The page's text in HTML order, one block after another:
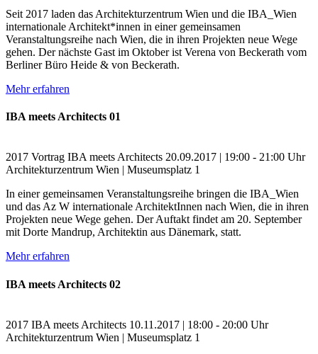
Seit 2017 laden das Architekturzentrum Wien und die IBA_Wien
internationale Architekt*innen in einer gemeinsamen
Veranstaltungsreihe nach Wien, die in ihren Projekten neue Wege
gehen. Der nächste Gast im Oktober ist Verena von Beckerath vom
Berliner Büro Heide & von Beckerath.
Mehr erfahren
IBA meets Architects 01
2017 Vortrag IBA meets Architects 20.09.2017 | 19:00 - 21:00 Uhr
Architekturzentrum Wien | Museumsplatz 1
In einer gemeinsamen Veranstaltungsreihe bringen die IBA_Wien
und das Az W internationale ArchitektInnen nach Wien, die in ihren
Projekten neue Wege gehen. Der Auftakt findet am 20. September
mit Dorte Mandrup, Architektin aus Dänemark, statt.
Mehr erfahren
IBA meets Architects 02
2017 IBA meets Architects 10.11.2017 | 18:00 - 20:00 Uhr
Architekturzentrum Wien | Museumsplatz 1